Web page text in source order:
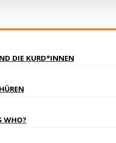
DIE KURD*INNEN
WHO?